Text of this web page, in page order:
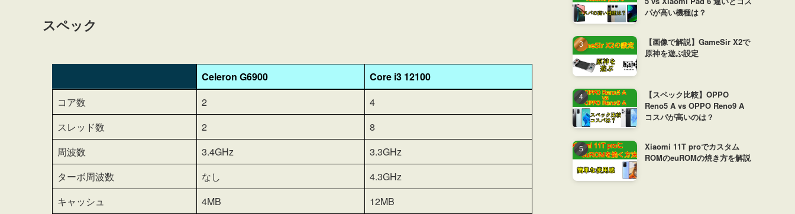
スペック
Celeron G6900
Core i3 12100
Celeron G6900
Core i3 12100
コア数 2
4
スレッド数
2
8
周波数
3.4GHz
3.3GHz
ターボ周波数
なし
4.3GHz
キャッシュ
4MB
12MB
パが高い機種は？
【画像で解説】GameSir X2で
原神を遊ぶ設定
【スペック比較】OPPO
Reno5 A vs OPPO Reno9 A
コスパが高いのは？
Xiaomi 11T proでカスタム
ROMのeuROMの焼き方を解説